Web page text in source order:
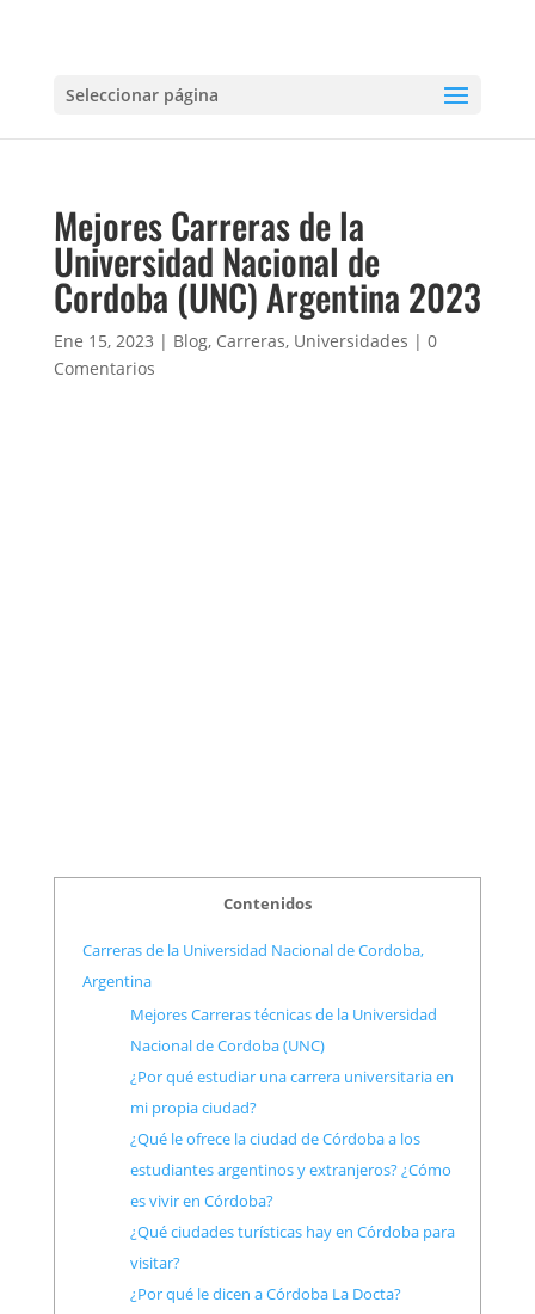
Seleccionar página
Mejores Carreras de la
Universidad Nacional de
Cordoba (UNC) Argentina 2023
Ene 15, 2023 | Blog, Carreras, Universidades | 0
Comentarios
Contenidos
Carreras de la Universidad Nacional de Cordoba,
Argentina
Mejores Carreras técnicas de la Universidad
Nacional de Cordoba (UNC)
¿Por qué estudiar una carrera universitaria en
mi propia ciudad?
¿Qué le ofrece la ciudad de Córdoba a los
estudiantes argentinos y extranjeros? ¿Cómo
es vivir en Córdoba?
¿Qué ciudades turísticas hay en Córdoba para
visitar?
¿Por qué le dicen a Córdoba La Docta?